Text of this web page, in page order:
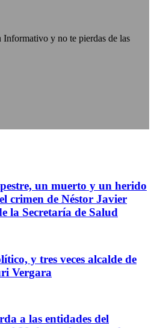
Informativo y no te pierdas de las
un muerto y un herido
crimen de Néstor Javier
la Secretaría de Salud
y tres veces alcalde de
Vergara
a las entidades del